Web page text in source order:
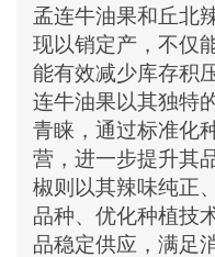
孟连牛油果和丘北
现以销定产，不仅
能有效减少库存积
连牛油果以其独特
青睐，通过标准化
营，进一步提升其
椒则以其辣味纯正
品种、优化种植技
品稳定供应，满足